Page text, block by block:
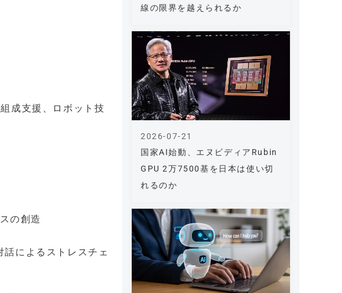
成支援、ロボット技
の創造
によるストレスチェ
線の限界を越えられるか
国家AI始動、エヌビディアRubin
GPU 2万7500基を日本は使い切
れるのか
2026-07-21